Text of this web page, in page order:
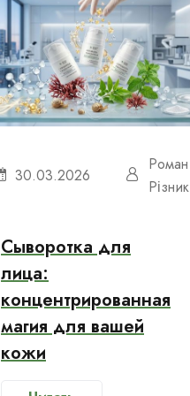
30.03.2026
Роман
Різник
Сыворотка для
лица:
концентрированная
магия для вашей
кожи